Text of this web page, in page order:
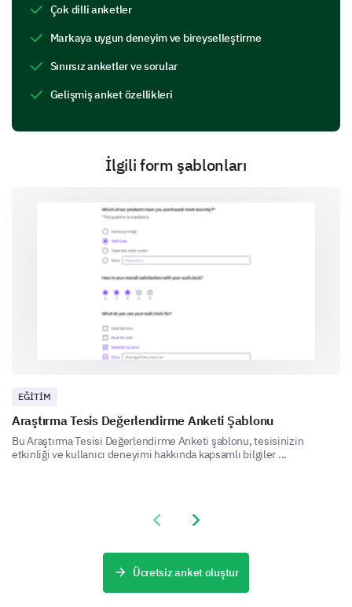
Doctoral
Other:
the balance between theoretical and practical
aspects in our courses?
Çok dilli anketler
Markaya uygun deneyim ve bireyselleştirme
Sınırsız anketler ve sorular
Gelişmiş anket özellikleri
İlgili form şablonları
EĞITIM
Araştırma Tesis Değerlendirme Anketi Şablonu
Bu Araştırma Tesisi Değerlendirme Anketi şablonu, tesisinizin
etkinliği ve kullanıcı deneyimi hakkında kapsamlı bilgiler ...
Previous slide
Next slide
Ücretsiz anket oluştur